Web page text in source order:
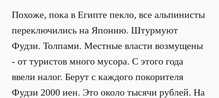
Похоже, пока в Египте пекло, все альпинисты
переключились на Японию. Штурмуют
Фудзи. Толпами. Местные власти возмущены
- от туристов много мусора. С этого года
ввели налог. Берут с каждого покорителя
Фудзи 2000 иен. Это около тысячи рублей. На